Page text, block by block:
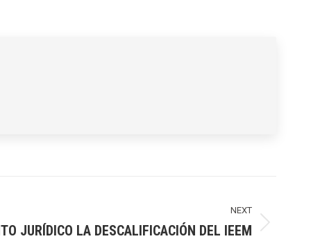
NEXT
JURÍDICO LA DESCALIFICACIÓN DEL IEEM